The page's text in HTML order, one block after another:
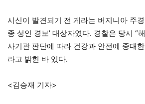
시신이 발견되기 전 게라는 버지니아 주
종 성인 경보’ 대상자였다. 경찰은 당시 “
사기관 판단에 따라 건강과 안전에 중대
라고 밝힌 바 있다.
<김승재 기자>